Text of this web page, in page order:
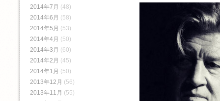
2014年7月 (48)
2014年6月 (58)
2014年5月 (53)
2014年4月 (50)
2014年3月 (60)
2014年2月 (45)
2014年1月 (50)
2013年12月 (56)
2013年11月 (55)